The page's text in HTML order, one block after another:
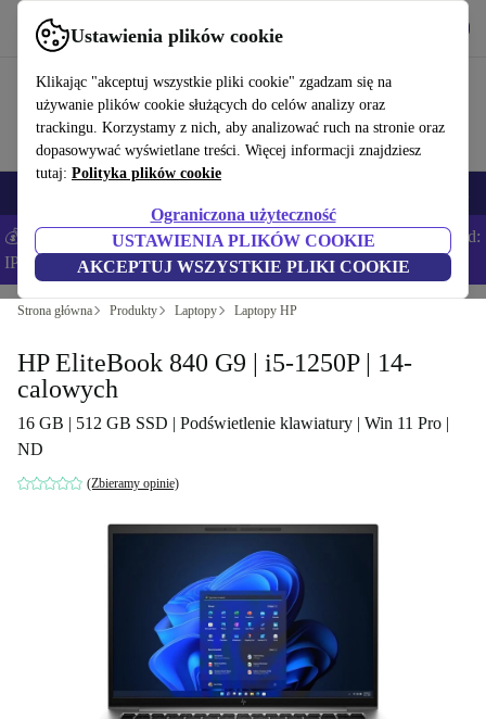
Ustawienia plików cookie
Klikając "akceptuj wszystkie pliki cookie" zgadzam się na
używanie plików cookie służących do celów analizy oraz
trackingu. Korzystamy z nich, aby analizować ruch na stronie oraz
dopasowywać wyświetlane treści. Więcej informacji znajdziesz
tutaj: Polityka plików cookie
Ograniczona użyteczność
USTAWIENIA PLIKÓW COOKIE
AKCEPTUJ WSZYSTKIE PLIKI COOKIE
Korzystaj z refurbed szybko i łatwo
💰Zaoszczędź DODATKOWE 5% na wszystkich iPhone’ach – Kod:
IPHONEDEAL –Regulamin
Strona główna Produkty Laptopy Laptopy HP
HP EliteBook 840 G9 | i5-1250P | 14-
calowych
16 GB | 512 GB SSD | Podświetlenie klawiatury | Win 11 Pro |
ND
(Zbieramy opinie)